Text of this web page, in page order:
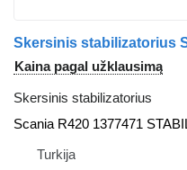
Kaina pagal užklausimą
Skersinis stabilizatorius
Scania R420 1377471
Turkija